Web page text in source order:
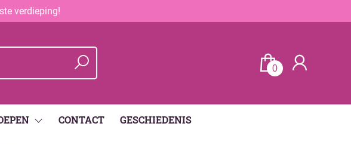
verdieping!
0
CONTACT GESCHIEDENIS